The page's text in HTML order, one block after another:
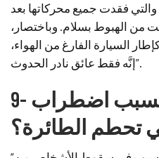
والتي فقدت جميع محركاتها بعد
من الهبوط بسلام. وباختصار،
السيارة الفارغ من الهواء،
إنَّه فقط عائق نادر الحدوث”.
9- هل يمكن أن يتسبب اضطراب
تحطم الطائرة؟